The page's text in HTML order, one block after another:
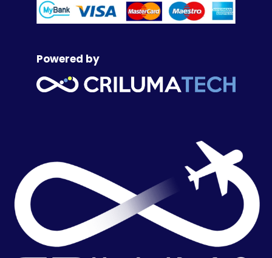
Powered by